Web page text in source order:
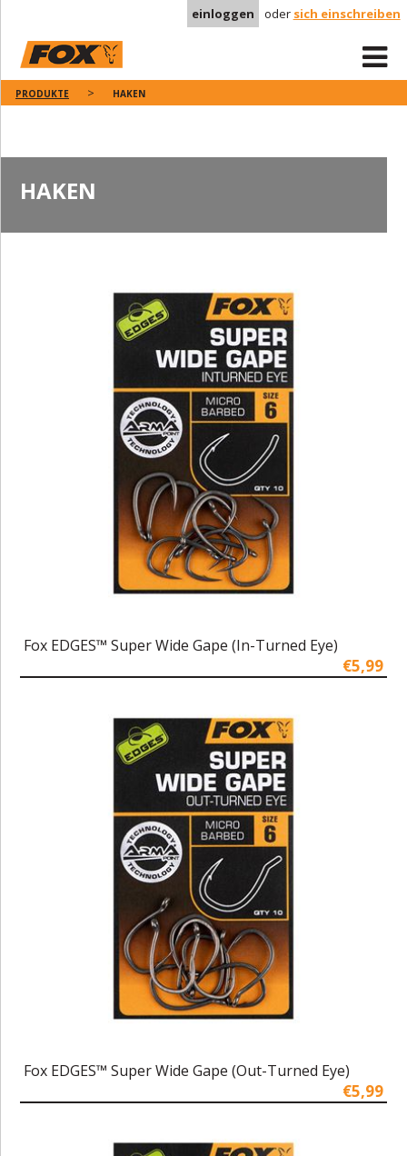
einloggen oder sich einschreiben
PRODUKTE HAKEN
HAKEN
Fox EDGES™ Super Wide Gape (In-Turned Eye)
€5,99
Fox EDGES™ Super Wide Gape (Out-Turned Eye)
€5,99